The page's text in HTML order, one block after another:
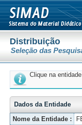
Distribuição
Seleção das
Clique na
Dados da Entidade
Nome da Entidade :